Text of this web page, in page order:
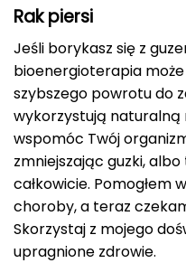
Rak piersi
Jeśli borykasz się z
bioenergioterapia
szybszego powrotu do
wykorzystują naturalną
wspomóc Twój
zmniejszając guzki,
całkowicie. Pomogłem
choroby, a teraz
Skorzystaj z mojego
upragnione zdrowie.